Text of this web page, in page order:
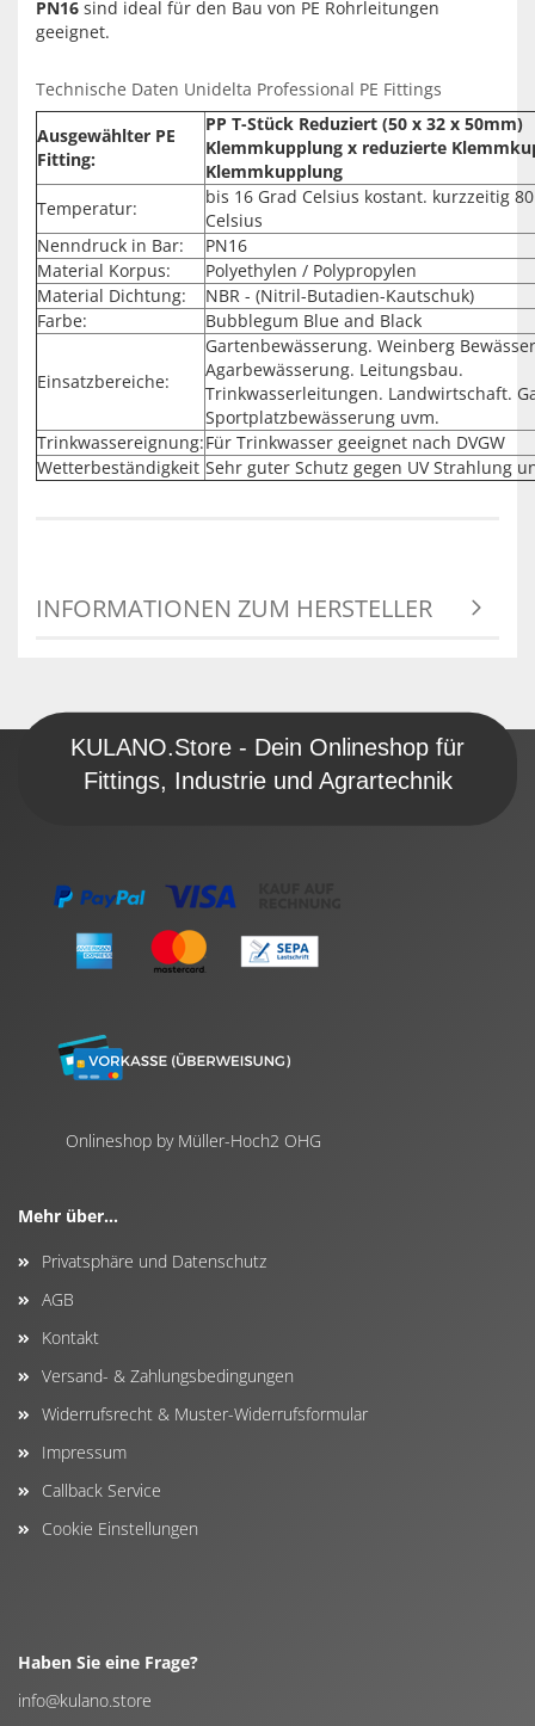
PN16 sind ideal für den Bau von PE Rohrleitungen
geeignet.
Technische Daten Unidelta Professional PE Fittings
Ausgewählter PE
Fitting:
PP T-Stück Reduziert (50 x 32 x 50mm)
Klemmkupplung x reduzierte
Klemmkupplung
Temperatur:
bis 16 Grad Celsius kostant. kurzzeitig
Celsius
Nenndruck in Bar:
PN16
Material Korpus:
Polyethylen / Polypropylen
Material Dichtung:
NBR - (Nitril-Butadien-Kautschuk)
Farbe:
Bubblegum Blue and Black
Einsatzbereiche:
Gartenbewässerung. Weinberg
Agarbewässerung. Leitungsbau.
Trinkwasserleitungen. Landwirtschaft.
Sportplatzbewässerung uvm.
Trinkwassereignung:Für Trinkwasser geeignet nach DVGW
Wetterbeständigkeit Sehr guter Schutz gegen UV Strahlung
INFORMATIONEN ZUM HERSTELLER
KULANO.Store - Dein Onlineshop für
Fittings, Industrie und Agrartechnik
Onlineshop by Müller-Hoch2 OHG
Mehr über...
Privatsphäre und Datenschutz
AGB
Kontakt
Versand- & Zahlungsbedingungen
Widerrufsrecht & Muster-Widerrufsformular
Impressum
Callback Service
Cookie Einstellungen
Haben Sie eine Frage?
info@kulano.store